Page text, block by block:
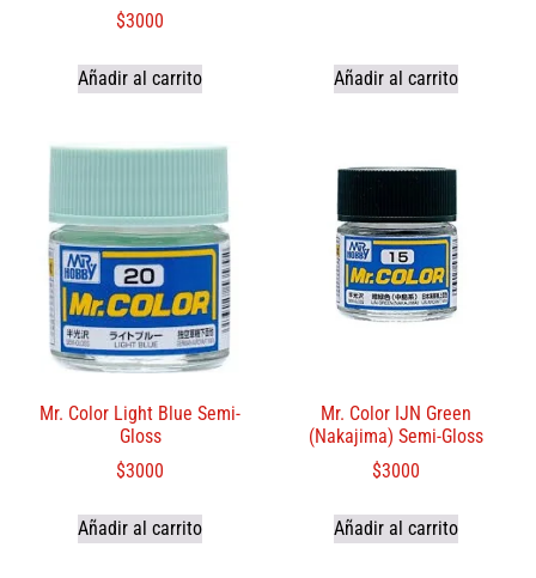
$3000
Añadir al carrito Añadir al carrito
Mr. Color Light Blue Semi-
Gloss
$3000
Añadir al carrito
Mr. Color IJN Green
(Nakajima) Semi-Gloss
$3000
Añadir al carrito